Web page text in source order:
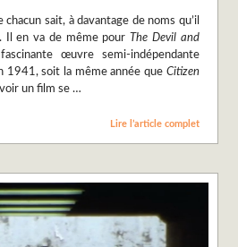
chacun sait, à davantage de noms qu’il
Il en va de même pour The Devil and
œuvre semi-indépendante
1941, soit la même année que Citizen
un film se …
Lire l’article complet